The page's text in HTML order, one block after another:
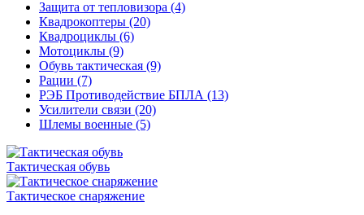
Защита от тепловизора (4)
Квадрокоптеры (20)
Квадроциклы (6)
Мотоциклы (9)
Обувь тактическая (9)
Рации (7)
РЭБ Противодействие БПЛА (13)
Усилители связи (20)
Шлемы военные (5)
Тактическая обувь
Тактическое снаряжение